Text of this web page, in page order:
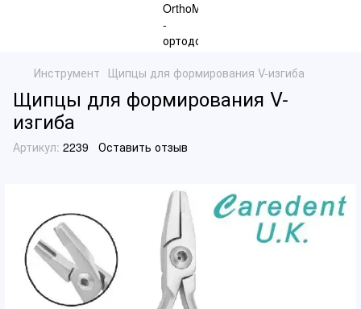
Инструмент Щипцы для формирования V-изгиба
Щипцы для формирования V-
изгиба
Артикул: 2239 Оставить отзыв